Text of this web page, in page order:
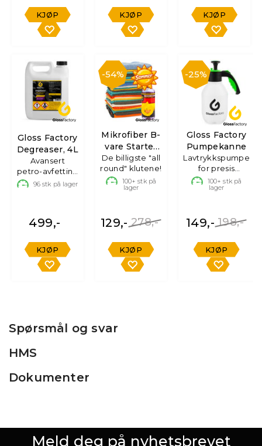
KJØP KJØP KJØP
Gloss Factory
Degreaser, 4L
Avansert
petro-avfetting
m emulgator
96 stk på lager
499,-
KJØP
54%
Mikrofiber B-
vare Starter
Kit
De billigste "all
round" klutene!
100+ stk på
lager
278,-
129,-
KJØP
25%
Gloss Factory
Pumpekanne
Lavtrykkspumpe
for presis
påføring
100+ stk på
lager
198,-
149,-
KJØP
Spørsmål og svar
HMS
Dokumenter
Meld deg på nyhetsbrevet